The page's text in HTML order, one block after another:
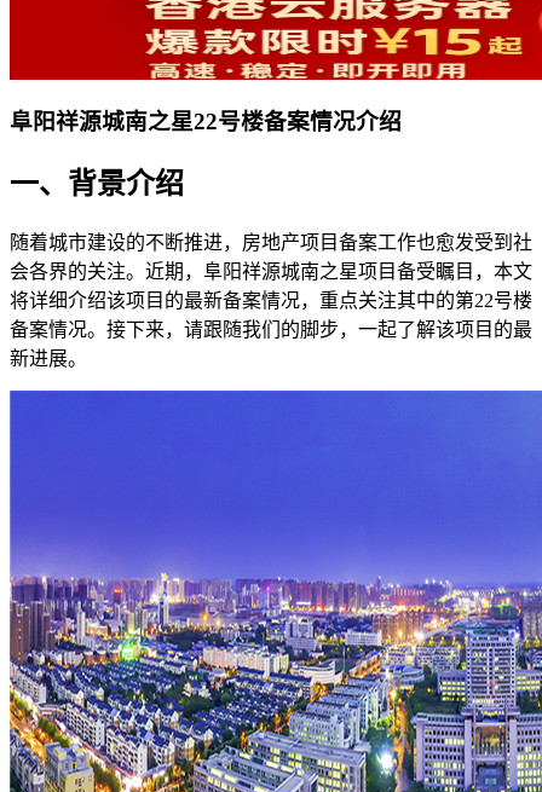
阜阳祥源城南之星22号楼备案情况介绍
一、背景介绍
随着城市建设的不断推进，房地产项目备案工作也愈发受到社
会各界的关注。近期，阜阳祥源城南之星项目备受瞩目，本文
将详细介绍该项目的最新备案情况，重点关注其中的第22号楼
备案情况。接下来，请跟随我们的脚步，一起了解该项目的最
新进展。